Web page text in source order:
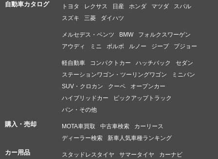
自動車カタログ トヨタ レクサス 日産 ホンダ マツダ
スバル
スズキ
三菱 ダイハツ
メルセデス・ベンツ BMW
フォルクスワーゲン
アウディ
ミニ ボルボ ルノー ジープ プジョー
軽自動車 コンパクトカー ハッチバック
セダン
ステーションワゴン・ツーリングワゴン
ミニバン
SUV・クロカン
クーペ
オープンカー
ハイブリッドカー
ピックアップトラック
バン・その他
購入・売却 MOTA車買取 中古車検索
カーリース
ディーラー検索
新車人気車種ランキング
カー用品 スタッドレスタイヤ サマータイヤ カーナビ